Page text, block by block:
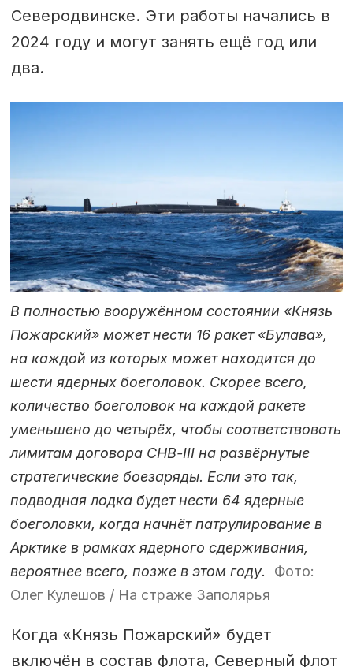
Северодвинске. Эти работы начались в
2024 году и могут занять ещё год или
два.
В полностью вооружённом состоянии «Князь
Пожарский» может нести 16 ракет «Булава»,
на каждой из которых может находится до
шести ядерных боеголовок. Скорее всего,
количество боеголовок на каждой ракете
уменьшено до четырёх, чтобы соответствовать
лимитам договора СНВ-III на развёрнутые
стратегические боезаряды. Если это так,
подводная лодка будет нести 64 ядерные
боеголовки, когда начнёт патрулирование в
Арктике в рамках ядерного сдерживания,
вероятнее всего, позже в этом году.
Фото:
Олег Кулешов / На страже Заполярья
Когда «Князь Пожарский» будет
включён в состав флота, Северный флот